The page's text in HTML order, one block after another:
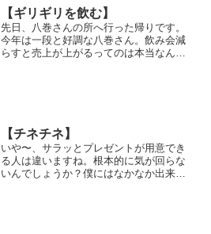
ひとまず手持ちのHDDでバックアップを
始められ...
【ギリギリを飲む】
先日、八巻さんの所へ行った帰りです。
今年は一段と好調な八巻さん。飲み会減
らすと売上が上がるってのは本当なんで
【チネチネ】
いや〜、サラッとプレゼントが用意でき
る人は違いますね。根本的に気が回らな
いんでしょうか？僕にはなかなか出来な